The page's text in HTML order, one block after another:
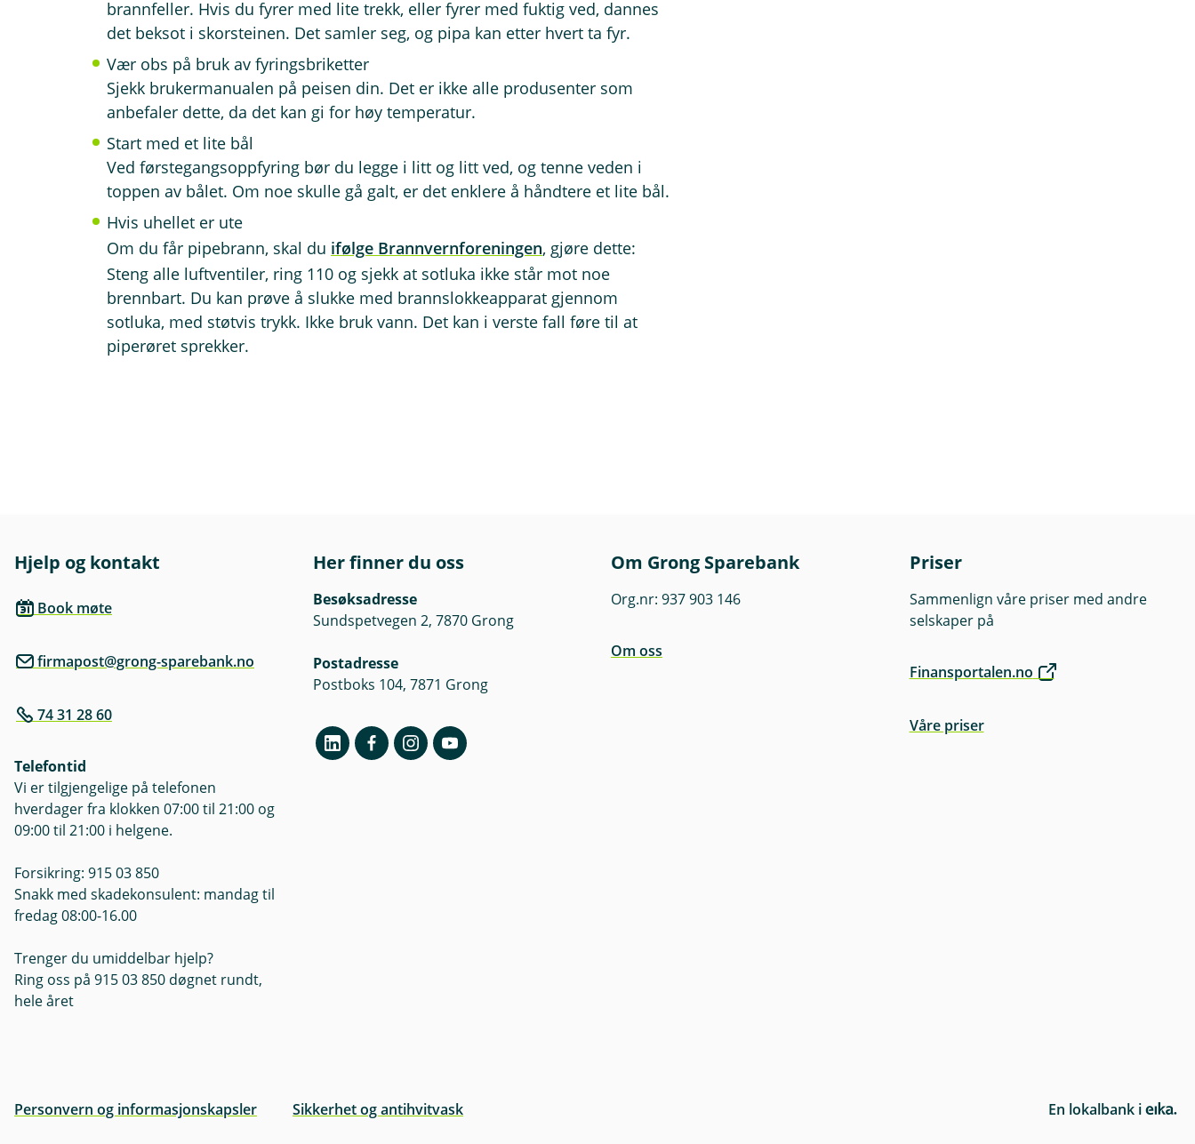
brannfeller. Hvis du fyrer med lite trekk, eller fyrer med fuktig ved, dannes
det beksot i skorsteinen. Det samler seg, og pipa kan etter hvert ta fyr.
Vær obs på bruk av fyringsbriketter
Sjekk brukermanualen på peisen din. Det er ikke alle produsenter som
anbefaler dette, da det kan gi for høy temperatur.
Start med et lite bål
Ved førstegangsoppfyring bør du legge i litt og litt ved, og tenne veden i
toppen av bålet. Om noe skulle gå galt, er det enklere å håndtere et lite bål.
Hvis uhellet er ute
Om du får pipebrann, skal du ifølge Brannvernforeningen, gjøre dette:
Steng alle luftventiler, ring 110 og sjekk at sotluka ikke står mot noe
brennbart. Du kan prøve å slukke med brannslokkeapparat gjennom
sotluka, med støtvis trykk. Ikke bruk vann. Det kan i verste fall føre til at
piperøret sprekker.
Hjelp og kontakt
Book møte
firmapost@grong-sparebank.no
74 31 28 60
Telefontid
Vi er tilgjengelige på telefonen
hverdager fra klokken 07:00 til 21:00 og
09:00 til 21:00 i helgene.
Forsikring: 915 03 850
Snakk med skadekonsulent: mandag til
fredag 08:00-16.00
Trenger du umiddelbar hjelp?
Ring oss på 915 03 850 døgnet rundt,
hele året
Her finner du oss
Besøksadresse
Sundspetvegen 2, 7870 Grong
Postadresse
Postboks 104, 7871 Grong
Om Grong Sparebank
Org.nr: 937 903 146
Om oss
Priser
Sammenlign våre priser med andre
selskaper på
Finansportalen.no
Våre priser
Personvern og informasjonskapsler Sikkerhet og antihvitvask En lokalbank i
E